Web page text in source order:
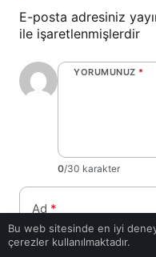
E-posta adresiniz
ile işaretlenmişlerdir
YORUMUNUZ *
0/30 karakter
Ad *
Bu web sitesinde en iyi
çerezler kullanılmaktadır.